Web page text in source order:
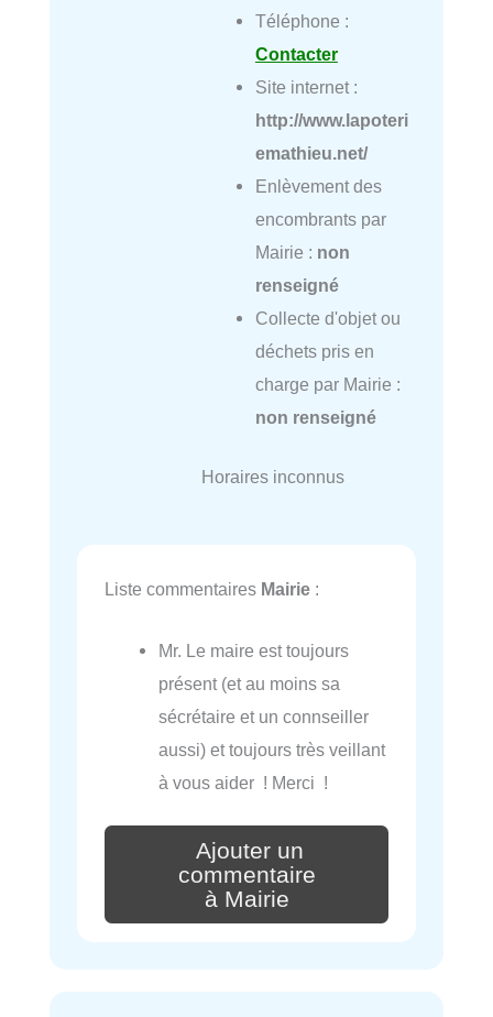
Téléphone :
Contacter
Site internet :
http://www.lapoteri
emathieu.net/
Enlèvement des
encombrants par
Mairie : non
renseigné
Collecte d'objet ou
déchets pris en
charge par Mairie :
non renseigné
Horaires inconnus
Liste commentaires Mairie :
Mr. Le maire est toujours
présent (et au moins sa
sécrétaire et un connseiller
aussi) et toujours très veillant
à vous aider ! Merci !
Ajouter un
commentaire
à Mairie